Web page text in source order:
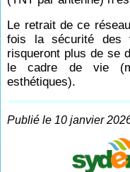
Le retrait de ce
fois la sécurité des
risqueront plus de se
le cadre de vie
esthétiques).
Publié le 10 janvier